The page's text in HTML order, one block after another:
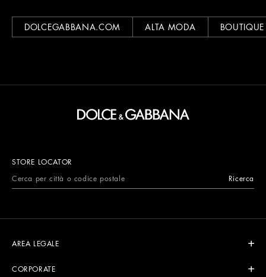
DOLCEGABBANA.COM ALTA MODA BOUTIQUE
STORE LOCATOR
Ricerca
AREA LEGALE
CORPORATE